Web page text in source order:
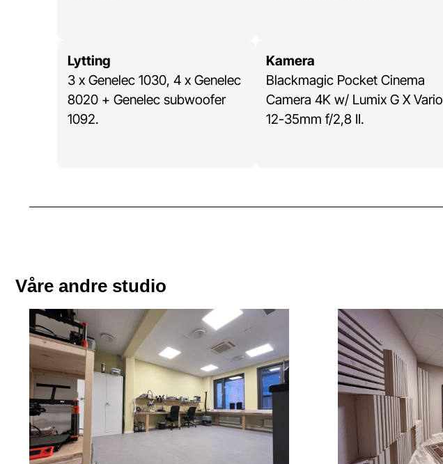
Lytting
3 x Genelec 1030, 4 x Genelec
8020 + Genelec subwoofer
1092.
Kamera
Blackmagic Pocket Cinema
Camera 4K w/ Lumix G X Vario
12-35mm f/2,8 II.
Våre andre studio